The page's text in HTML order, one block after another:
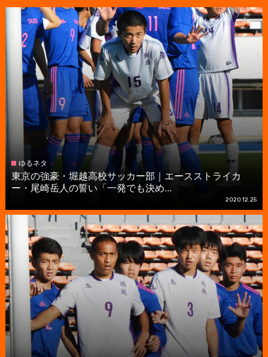
ゆるネタ
東京の強豪・堀越高校サッカー部｜エースストライカ
ー・尾崎岳人の誓い「一発でも決め...
2020.12.25